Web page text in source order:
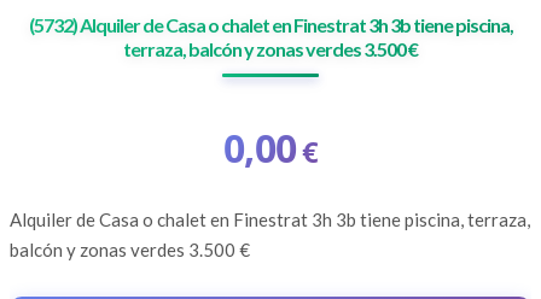
(5732) Alquiler de Casa o chalet en Finestrat 3h 3b tiene piscina,
terraza, balcón y zonas verdes 3.500 €
0,00€
Alquiler de Casa o chalet en Finestrat 3h 3b tiene piscina, terraza,
balcón y zonas verdes 3.500 €